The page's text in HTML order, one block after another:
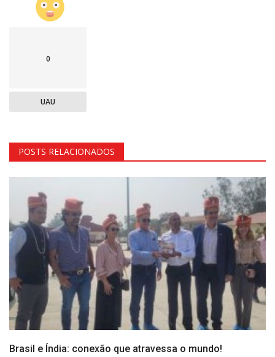
0
UAU
POSTS RELACIONADOS
Brasil e Índia: conexão que atravessa o mundo!